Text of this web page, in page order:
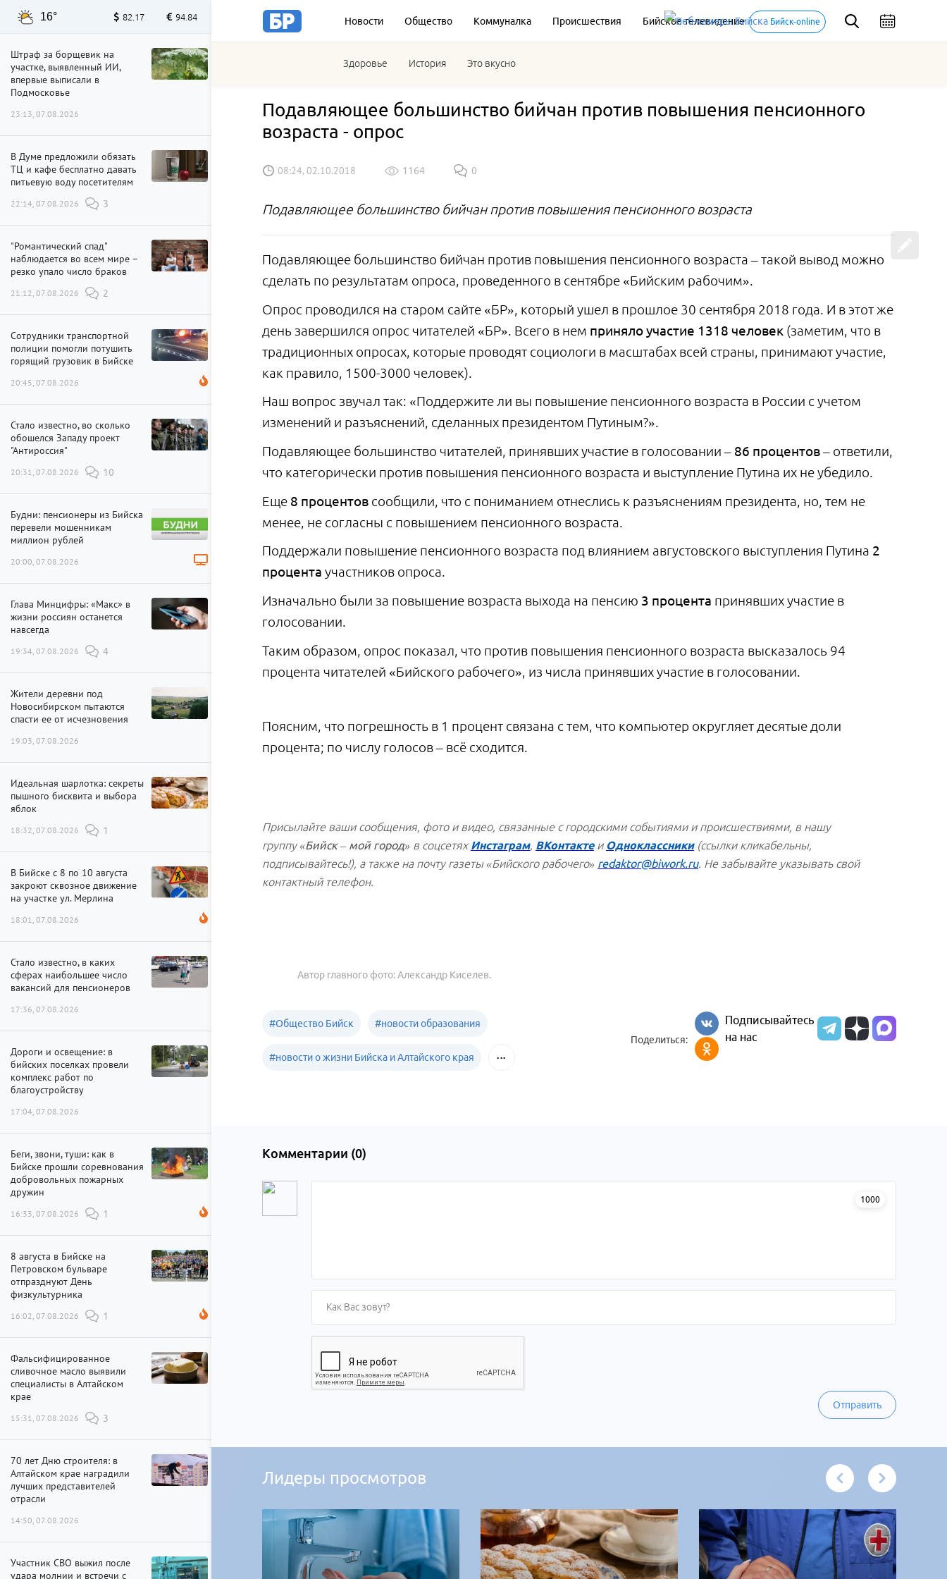
Новости Общество Коммуналка Происшествия Бийское телевидение Бийск-online
Здоровье История Это вкусно
16° 82.17 94.84
Штраф за борщевик на
участке, выявленный ИИ,
впервые выписали в
Подмосковье
23:13, 07.08.2026
В Думе предложили обязать
ТЦ и кафе бесплатно давать
питьевую воду посетителям
22:14, 07.08.2026 3
"Романтический спад"
наблюдается во всем мире –
резко упало число браков
21:12, 07.08.2026 2
Сотрудники транспортной
полиции помогли потушить
горящий грузовик в Бийске
20:45, 07.08.2026
Стало известно, во сколько
обошелся Западу проект
"Антироссия"
20:31, 07.08.2026 10
Будни: пенсионеры из Бийска
перевели мошенникам
миллион рублей
20:00, 07.08.2026
Глава Минцифры: «Макс» в
жизни россиян останется
навсегда
19:34, 07.08.2026 4
Жители деревни под
Новосибирском пытаются
спасти ее от исчезновения
19:03, 07.08.2026
Идеальная шарлотка: секреты
пышного бисквита и выбора
яблок
18:32, 07.08.2026 1
В Бийске с 8 по 10 августа
закроют сквозное движение
на участке ул. Мерлина
18:01, 07.08.2026
Стало известно, в каких
сферах наибольшее число
вакансий для пенсионеров
17:36, 07.08.2026
Дороги и освещение: в
бийских поселках провели
комплекс работ по
благоустройству
17:04, 07.08.2026
Беги, звони, туши: как в
Бийске прошли соревнования
добровольных пожарных
дружин
16:33, 07.08.2026 1
8 августа в Бийске на
Петровском бульваре
отпразднуют День
физкультурника
16:02, 07.08.2026 1
Фальсифицированное
сливочное масло выявили
специалисты в Алтайском
крае
15:31, 07.08.2026 3
70 лет Дню строителя: в
Алтайском крае наградили
лучших представителей
отрасли
14:50, 07.08.2026
Участник СВО выжил после
удара молнии и встречи с
Подавляющее большинство бийчан против повышения пенсионного
возраста - опрос
08:24, 02.10.2018 1164 0
Подавляющее большинство бийчан против повышения пенсионного возраста
Подавляющее большинство бийчан против повышения пенсионного возраста – такой вывод можно
сделать по результатам опроса, проведенного в сентябре «Бийским рабочим».
Опрос проводился на старом сайте «БР», который ушел в прошлое 30 сентября 2018 года. И в этот же
день завершился опрос читателей «БР». Всего в нем приняло участие 1318 человек (заметим, что в
традиционных опросах, которые проводят социологи в масштабах всей страны, принимают участие,
как правило, 1500-3000 человек).
Наш вопрос звучал так: «Поддержите ли вы повышение пенсионного возраста в России с учетом
изменений и разъяснений, сделанных президентом Путиным?».
Подавляющее большинство читателей, принявших участие в голосовании – 86 процентов– ответили,
что категорически против повышения пенсионного возраста и выступление Путина их не убедило.
Еще 8 процентов сообщили, что с пониманием отнеслись к разъяснениям президента, но, тем не
менее, не согласны с повышением пенсионного возраста.
Поддержали повышение пенсионного возраста под влиянием августовского выступления Путина 2
процента участников опроса.
Изначально были за повышение возраста выхода на пенсию 3 процента принявших участие в
голосовании.
Таким образом, опрос показал, что против повышения пенсионного возраста высказалось 94
процента читателей «Бийского рабочего», из числа принявших участие в голосовании.
Поясним, что погрешность в 1 процент связана с тем, что компьютер округляет десятые доли
процента; по числу голосов – всё сходится.
Присылайте ваши сообщения, фото и видео, связанные с городскими событиями и происшествиями, в нашу
группу «Бийск – мой город» в соцсетях Инстаграм, ВКонтактеи Одноклассники(ссылки кликабельны,
подписывайтесь!), а также на почту газеты «Бийского рабочего» redaktor@biwork.ru. Не забывайте указывать свой
контактный телефон.
Автор главного фото: Александр Киселев.
#Общество Бийск #новости образования
#новости о жизни Бийска и Алтайского края
Поделиться:
Подписывайтесь
на нас
Комментарии (0)
1000
Отправить
Лидеры просмотров